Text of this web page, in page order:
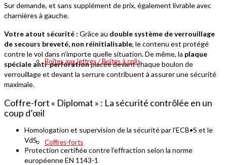
Boîtes aux lettres / Boîtes à colis
Coffres-forts
Sur demande, et sans supplément de prix, également livrable avec
charnières à gauche.
Votre atout sécurité : Grâce au double système de verrouillage
de secours breveté, non réinitialisable, le contenu est protégé
contre le vol dans n’importe quelle situation. De même, la plaque
spéciale anti-perforationplacée devant chaque boulon de
verrouillage et devant la serrure contribuent à assurer une sécurité
maximale.
Coffre-fort « Diplomat » : La sécurité contrôlée en un
coup d’œil
Homologation et supervision de la sécurité par l’ECB•S et le
VdS
Protection certifiée contre l’effraction selon la norme
européenne EN 1143-1